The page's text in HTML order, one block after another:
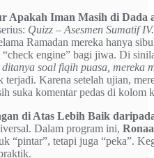
Apakah Iman Masih di Dada
Quizz – Asesmen Sumatif IV.
Ramadan mereka hanya
engine” bagi jiwa. Di
soal fiqih puasa, mereka
Karena setelah ujian,
suka komentar pedas di kolom
di Atas Lebih Baik
Dalam program ini,
“pintar”, tetapi juga “peka”.